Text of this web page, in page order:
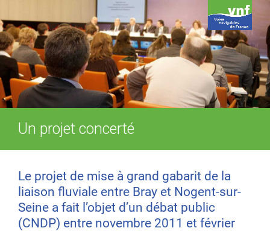
Un projet concerté
Le projet de mise à grand gabarit de la
liaison fluviale entre Bray et Nogent-sur-
Seine a fait l’objet d’un débat public
(CNDP) entre novembre 2011 et février